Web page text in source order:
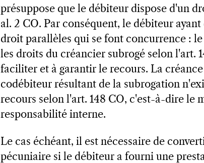
présuppose que le débiteur dispose d'un
al. 2 CO. Par conséquent, le débiteur
droit parallèles qui se font concurrence :
les droits du créancier subrogé selon l'art.
faciliter et à garantir le recours. La
codébiteur résultant de la subrogation
recours selon l'art. 148 CO, c'est-à-dire le
responsabilité interne.
Le cas échéant, il est nécessaire de
pécuniaire si le débiteur a fourni une